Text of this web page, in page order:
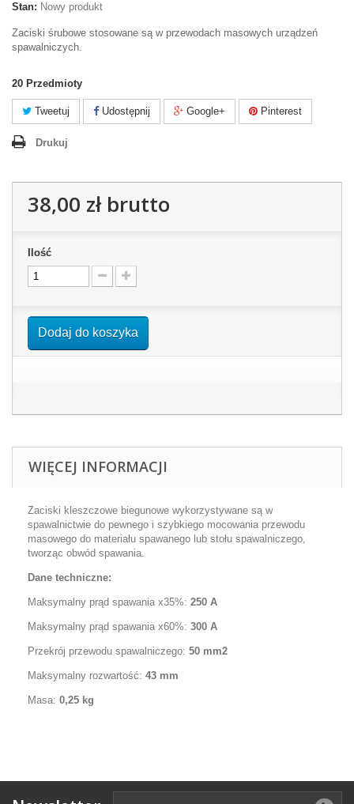
Stan: Nowy produkt
Zaciski śrubowe stosowane są w przewodach masowych urządzeń
spawalniczych.
20 Przedmioty
Tweetuj Udostępnij Google+ Pinterest
Drukuj
38,00 złbrutto
Ilość
Dodaj do koszyka
WIĘCEJ INFORMACJI
Zaciski kleszczowe biegunowe wykorzystywane są w
spawalnictwie do pewnego i szybkiego mocowania przewodu
masowego do materiału spawanego lub stołu spawalniczego,
tworząc obwód spawania.
Dane techniczne:
Maksymalny prąd spawania x35%: 250 A
Maksymalny prąd spawania x60%: 300 A
Przekrój przewodu spawalniczego: 50 mm2
Maksymalny rozwartość: 43 mm
Masa: 0,25 kg